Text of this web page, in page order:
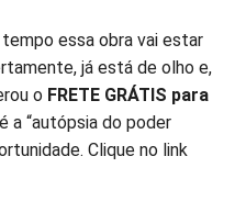
essa obra vai estar
já está de olho e,
o FRETE GRÁTIS para
a “autópsia do poder
Clique no link